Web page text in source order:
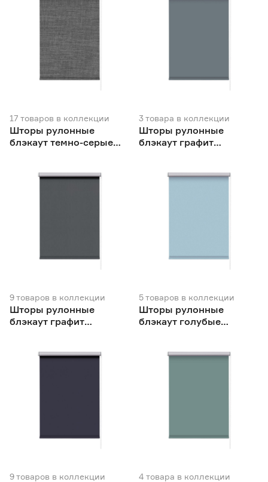
17 товаров в коллекции
Шторы рулонные
блэкаут темно-серые
3товара в коллекции
Шторы рулонные
блэкаут графит
9товаров в коллекции
Шторы рулонные
блэкаут графит
5товаров в коллекции
Шторы рулонные
блэкаут голубые
9товаров в коллекции 4 товара в коллекции